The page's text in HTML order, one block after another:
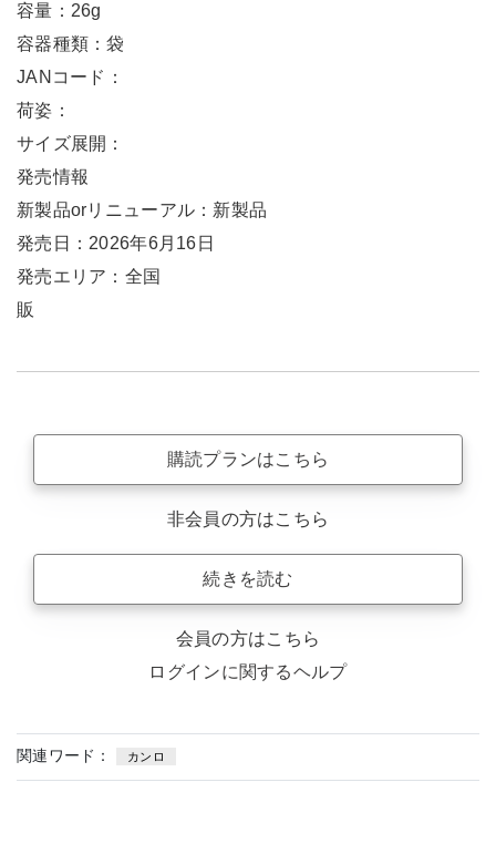
容量：26g
容器種類：袋
JANコード：
荷姿：
サイズ展開：
発売情報
新製品orリニューアル：新製品
発売日：2026年6月16日
発売エリア：全国
販
購読プランはこちら
非会員の方はこちら
続きを読む
会員の方はこちら
ログインに関するヘルプ
関連ワード： カンロ